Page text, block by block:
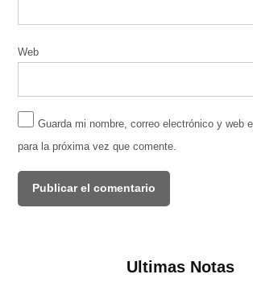
Web
Guarda mi nombre, correo electrónico y web
para la próxima vez que comente.
Ultimas Notas